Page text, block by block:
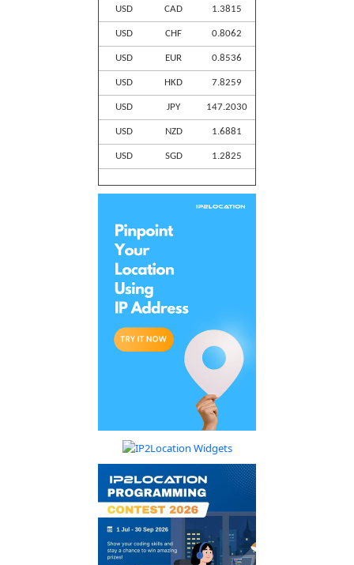
USD CAD 1.3815
USD CHF 0.8062
USD EUR 0.8536
USD HKD 7.8259
USD JPY 147.2030
USD NZD 1.6881
USD SGD 1.2825